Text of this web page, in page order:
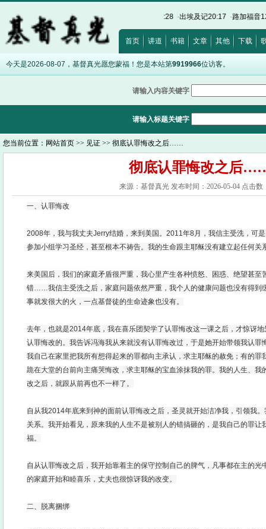
音8:12 诗篇32:5 ·希伯来书12:28 出埃及记20:17· 路加福音12:15· 以弗所书
首页 讲道 书籍 文章 其他 下载
今天是2026-08-07，基督真光愿您蒙福！您是本站第9919966位访客。
请输入内容关键字
请输入标题关键字
您当前位置： 网站首页 >> 见证 >> 彻底认罪悔改之后……
彻底认罪悔改之后
来源：基督真光 发布时间：2026-05-04 点击数
一、认罪悔改
2008年，我与我丈夫Jerry结婚，来到美国。2011年8月，我信主受洗，可
参加小组学习圣经，甚至根本不祷告。我的生命跟主耶稣没有建立起任何关
来美国后，我们的家庭矛盾很严重，我心里产生各种愤怒、困惑、绝望甚至
错……我信主受洗之后，家庭问题依然严重，我个人的健康问题也没有得到
事就发很大的火，一点基督徒的生命迹象也没有。
去年，也就是2014年底，我在喜乐团契学了认罪悔改这一课之后，才惊讶
认罪悔改的。我告诉冯海我从来就没有认罪悔改过，于是她开始带领我认罪
我自己在家里把我所有想得起来的罪都向主承认，求主耶稣的赦免；有的罪
跪在大堂的台前向主痛哭悔改，求主耶稣的宝血涂抹我的罪。我的人生、我
改之后，就跟从前再也不一样了。
自从我2014年底来到神的面前认罪悔改之后，圣灵就开始洁净我，引领我
关系。我开始看见，原来我的人生不是被别人的错搞砸的，是我自己的罪让
福。
自从认罪悔改之后，我开始靠着主的保守控制自己的脾气，凡事都在主的光
的家庭开始和睦喜乐，丈夫也很惊讶我的改变。
二、脱离捆绑